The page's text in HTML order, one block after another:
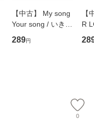
【中古】 My song
Your song / いきも
のがかり / [CD]
【メール便送料無
289円
【
R
産
0